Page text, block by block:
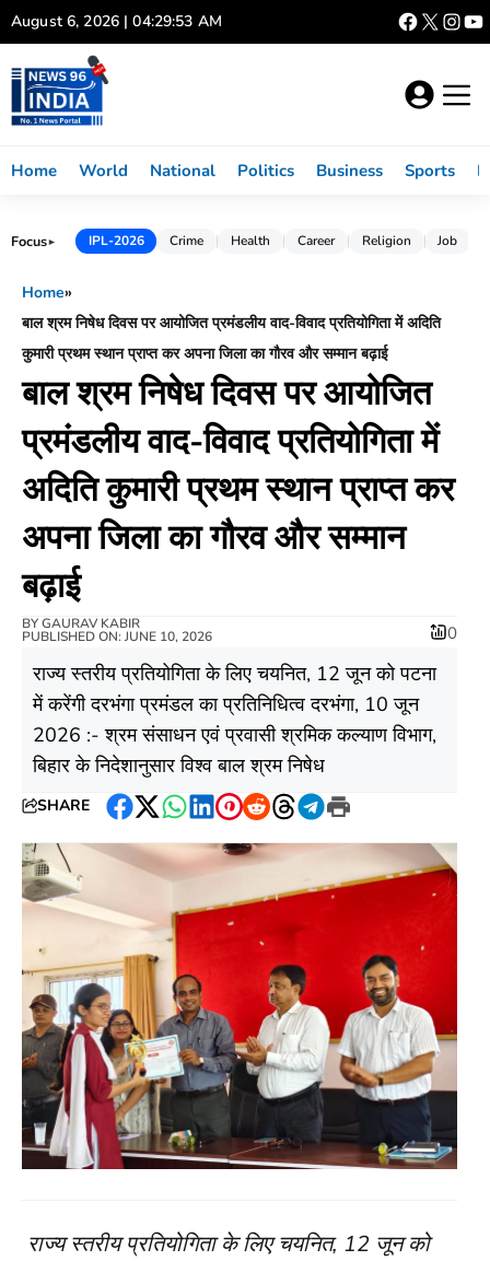
Skip
to
content
August 6, 2026 | 04:29:54 AM
Home World National Politics Business Sports
Focus► IPL-2026 Crime Health Career Religion Job
Home»
बाल श्रम निषेध दिवस पर आयोजित प्रमंडलीय वाद-विवाद प्रतियोगिता में अदिति
कुमारी प्रथम स्थान प्राप्त कर अपना जिला का गौरव और सम्मान बढ़ाई
बाल श्रम निषेध दिवस पर आयोजित
प्रमंडलीय वाद-विवाद प्रतियोगिता में
अदिति कुमारी प्रथम स्थान प्राप्त कर
अपना जिला का गौरव और सम्मान
बढ़ाई
BYGAURAV KABIR
PUBLISHED ON: JUNE 10, 2026 0
राज्य स्तरीय प्रतियोगिता के लिए चयनित, 12 जून को पटना
में करेंगी दरभंगा प्रमंडल का प्रतिनिधित्व दरभंगा, 10 जून
2026 :- श्रम संसाधन एवं प्रवासी श्रमिक कल्याण विभाग,
बिहार के निदेशानुसार विश्व बाल श्रम निषेध
SHARE
Facebook
Twitter
WhatsApp
LinkedIn
Pinterest
RedditThreads
Telegram
Print
राज्य स्तरीय प्रतियोगिता के लिए चयनित, 12 जून को